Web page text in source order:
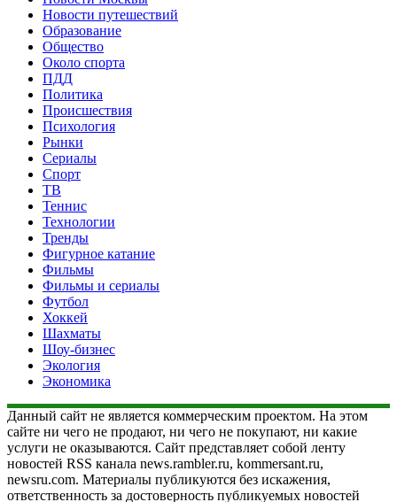
Новости путешествий
Образование
Общество
Около спорта
ПДД
Политика
Происшествия
Психология
Рынки
Сериалы
Спорт
ТВ
Теннис
Технологии
Тренды
Фигурное катание
Фильмы
Фильмы и сериалы
Футбол
Хоккей
Шахматы
Шоу-бизнес
Экология
Экономика
Данный сайт не является коммерческим проектом. На этом
сайте ни чего не продают, ни чего не покупают, ни какие
услуги не оказываются. Сайт представляет собой ленту
новостей RSS канала news.rambler.ru, kommersant.ru,
newsru.com. Материалы публикуются без искажения,
ответственность за достоверность публикуемых новостей